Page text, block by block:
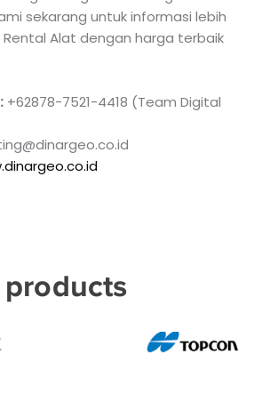
sekarang untuk informasi lebih
Alat dengan harga terbaik
+62878-7521-4418 (Team Digital